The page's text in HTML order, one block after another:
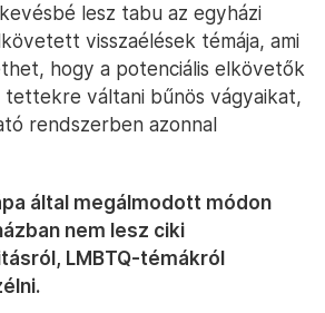
lesz tabu az egyházi
visszaélések témája, ami
hogy a potenciális elkövetők
tettekre váltani bűnös vágyaikat,
rendszerben azonnal
által megálmodott módon
nem lesz ciki
LMBTQ-témákról